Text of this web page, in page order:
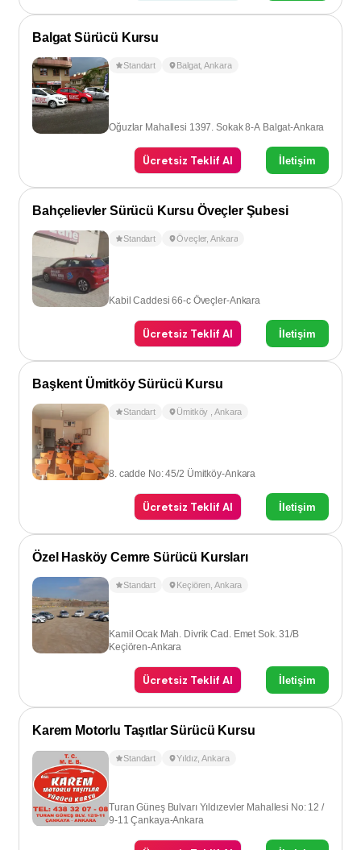
Balgat Sürücü Kursu
Standart Balgat,Ankara
Oğuzlar Mahallesi 1397. Sokak 8-A Balgat-Ankara
Ücretsiz Teklif Al İletişim
Bahçelievler Sürücü Kursu Öveçler Şubesi
Standart Öveçler,Ankara
Kabil Caddesi 66-c Öveçler-Ankara
Ücretsiz Teklif Al İletişim
Başkent Ümitköy Sürücü Kursu
Standart Ümitköy ,Ankara
8. cadde No: 45/2 Ümitköy-Ankara
Ücretsiz Teklif Al İletişim
Özel Hasköy Cemre Sürücü Kursları
Standart Keçiören ,Ankara
Kamil Ocak Mah. Divrik Cad. Emet Sok. 31/B
Keçiören-Ankara
Ücretsiz Teklif Al İletişim
Karem Motorlu Taşıtlar Sürücü Kursu
Standart Yıldız ,Ankara
Turan Güneş Bulvarı Yıldızevler Mahallesi No: 12 /
9-11 Çankaya-Ankara